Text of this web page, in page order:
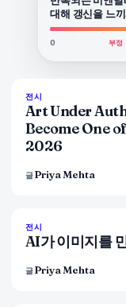
대해 갱신을 느
0 부정
전시
Art Under
Become One
2026
글Priya Mehta
전시
AI가 이미지를
글Priya Mehta